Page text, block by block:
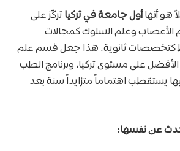
هو أنهاأول جامعة في تركياتركّز على
الأعصاب وعلم السلوك كمجالات
كتخصصات ثانوية. هذا جعل قسم علم
على مستوى تركيا، وبرنامج الطب
يستقطب اهتماماً متزايداً سنة بعد
عن نفسها: